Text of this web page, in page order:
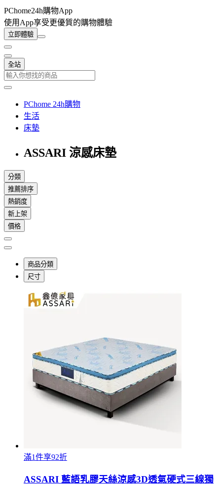
PChome24h購物App
使用App享受更優質的購物體驗
立即體驗
全站
PChome 24h購物
生活
床墊
ASSARI 涼感床墊
分類
推薦排序
熱銷度
新上架
價格
商品分類
尺寸
滿1件享92折
ASSARI 藍語乳膠天絲涼感3D透氣硬式三線獨